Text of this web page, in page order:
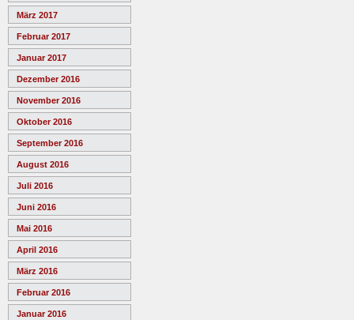
März 2017
Februar 2017
Januar 2017
Dezember 2016
November 2016
Oktober 2016
September 2016
August 2016
Juli 2016
Juni 2016
Mai 2016
April 2016
März 2016
Februar 2016
Januar 2016